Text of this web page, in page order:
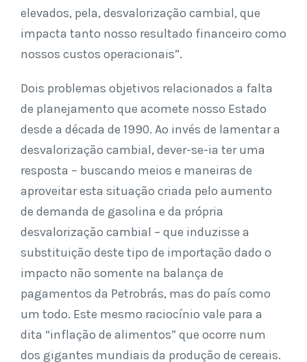
elevados, pela, desvalorização cambial, que
impacta tanto nosso resultado financeiro como
nossos custos operacionais”.
Dois problemas objetivos relacionados a falta
de planejamento que acomete nosso Estado
desde a década de 1990. Ao invés de lamentar a
desvalorização cambial, dever-se-ia ter uma
resposta – buscando meios e maneiras de
aproveitar esta situação criada pelo aumento
de demanda de gasolina e da própria
desvalorização cambial – que induzisse a
substituição deste tipo de importação dado o
impacto não somente na balança de
pagamentos da Petrobrás, mas do país como
um todo. Este mesmo raciocínio vale para a
dita “inflação de alimentos” que ocorre num
dos gigantes mundiais da produção de cereais.